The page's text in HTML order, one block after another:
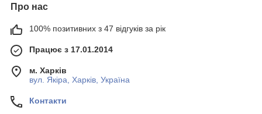
Про нас
100% позитивних з 47 відгуків за рік
Працює з 17.01.2014
м. Харків
вул. Якіра, Харків, Україна
Контакти